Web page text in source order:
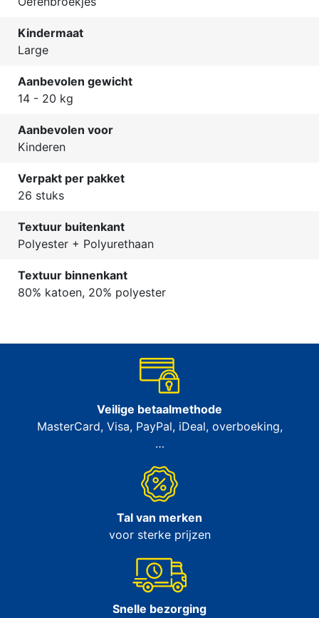
Kindermaat
Large
Aanbevolen gewicht
14 - 20 kg
Aanbevolen voor
Kinderen
Verpakt per pakket
26 stuks
Textuur buitenkant
Polyester + Polyurethaan
Textuur binnenkant
80% katoen, 20% polyester
Veilige betaalmethode
MasterCard, Visa, PayPal, iDeal, overboeking,
…
Tal van merken
voor sterke prijzen
Snelle bezorging